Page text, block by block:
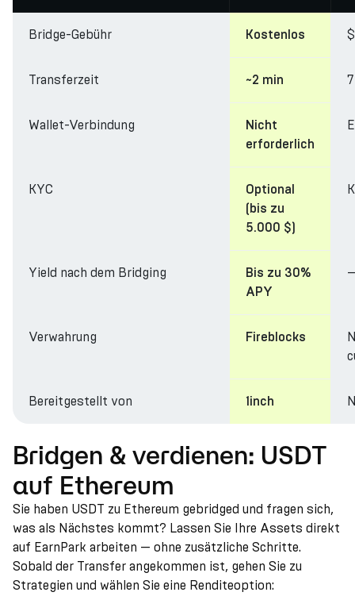
Bridge-Gebühr Kostenlos
Transferzeit ~2 min
Wallet-Verbindung
Nicht
erforderlich
KYC
Optional
(bis zu
5.000 $)
Yield nach dem Bridging
Bis zu 30%
APY
Verwahrung Fireblocks
Bereitgestellt von 1inch
Bridgen & verdienen: USDT
auf Ethereum
Sie haben USDT zu Ethereum gebridged und fragen sich,
was als Nächstes kommt? Lassen Sie Ihre Assets direkt
auf EarnPark arbeiten — ohne zusätzliche Schritte.
Sobald der Transfer angekommen ist, gehen Sie zu
Strategien und wählen Sie eine Renditeoption: